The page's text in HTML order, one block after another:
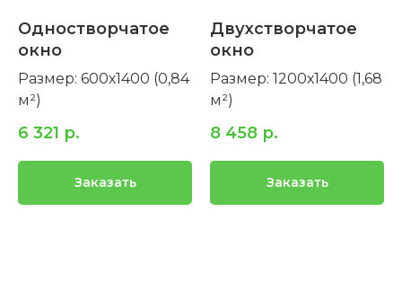
Одностворчатое
окно
Размер: 600х1400 (0,84
м²)
6 321 р.
Заказать
Двухстворчатое
окно
Размер: 1200х1400 (1,68
м²)
8 458 р.
Заказать